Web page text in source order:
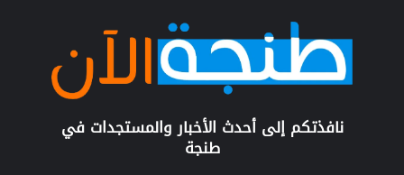
نافذتكم إلى أحدث الأخبار والمستجدات في
طنجة